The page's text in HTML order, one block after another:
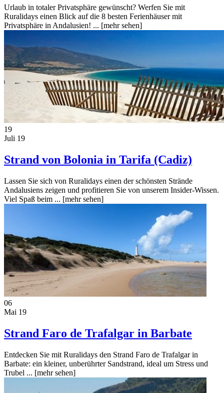
Urlaub in totaler Privatsphäre gewünscht? Werfen Sie mit
Ruralidays einen Blick auf die 8 besten Ferienhäuser mit
Privatsphäre in Andalusien! ... [mehr sehen]
19
Juli 19
Strand von Bolonia in Tarifa (Cadiz)
Lassen Sie sich von Ruralidays einen der schönsten Strände
Andalusiens zeigen und profitieren Sie von unserem Insider-Wissen.
Viel Spaß beim ... [mehr sehen]
06
Mai 19
Strand Faro de Trafalgar in Barbate
Entdecken Sie mit Ruralidays den Strand Faro de Trafalgar in
Barbate: ein kleiner, unberührter Sandstrand, ideal um Stress und
Trubel ... [mehr sehen]